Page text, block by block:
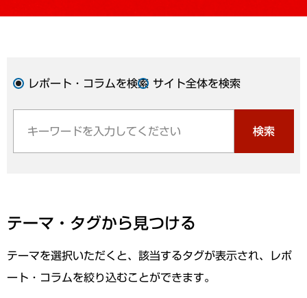
レポート・コラムを検索 サイト全体を検索
検索
テーマ・タグから見つける
テーマを選択いただくと、該当するタグが表示され、レポ
ート・コラムを絞り込むことができます。